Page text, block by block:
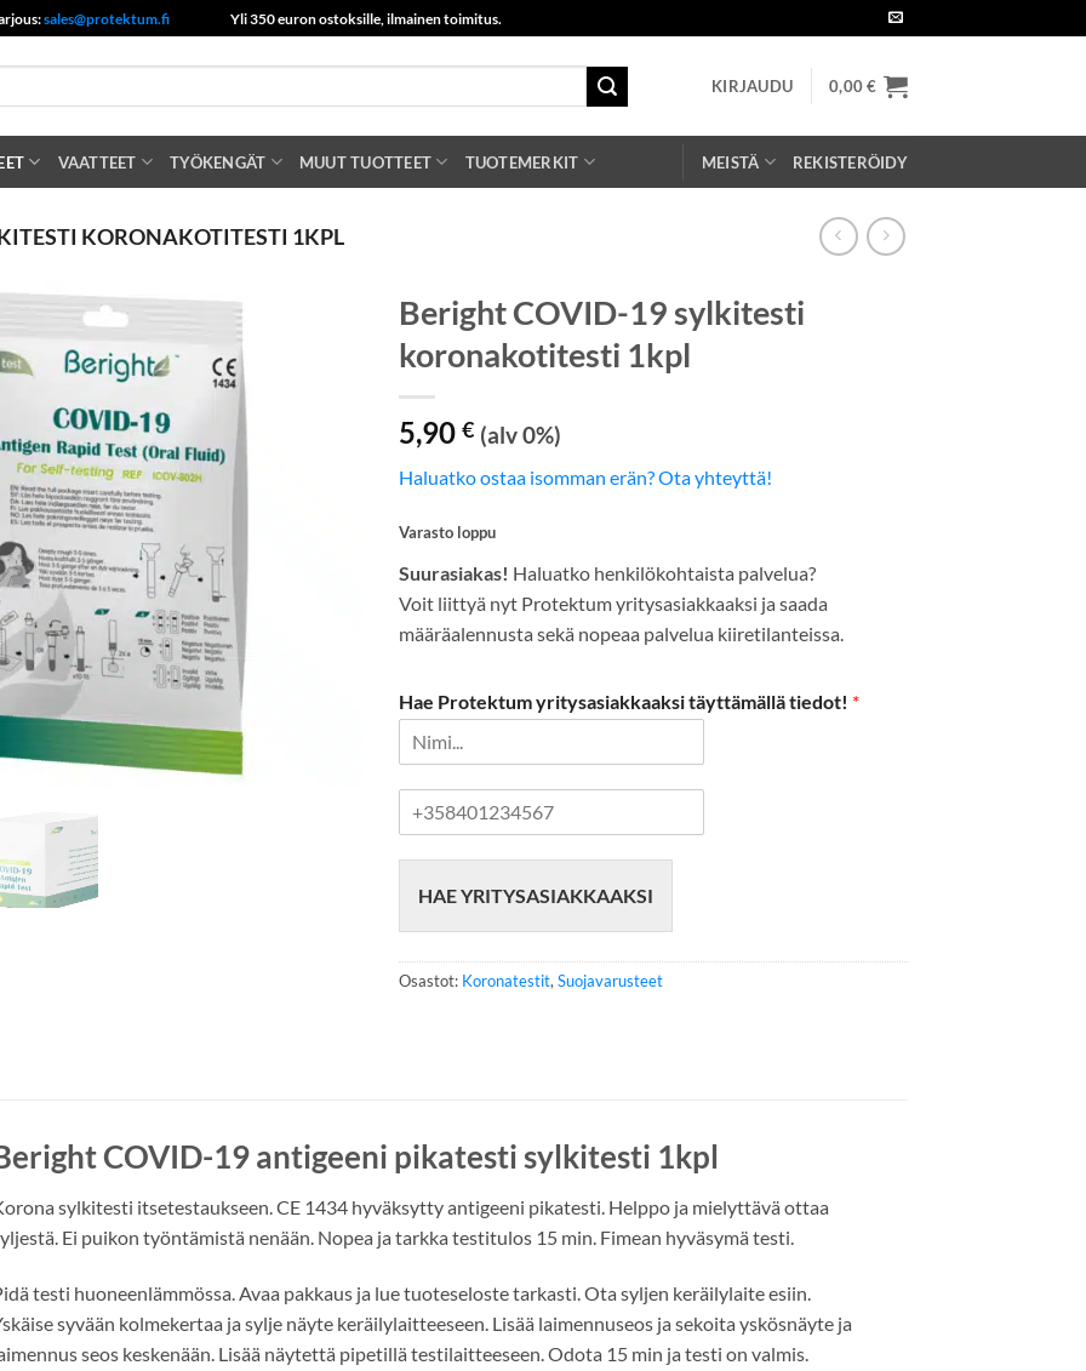
sales@protektum.fiYli 350 euron ostoksille, ilmainen toimitus.
KIRJAUDU 0,00€
VAATTEET TYÖKENGÄT MUUT TUOTTEET TUOTEMERKIT MEISTÄ REKISTERÖIDY
KORONAKOTITESTI 1KPL
Beright COVID-19 sylkitesti
koronakotitesti 1kpl
5,90 € (alv 0%)
Haluatko ostaa isomman erän? Ota yhteyttä!
Varasto loppu
Suurasiakas! Haluatko henkilökohtaista palvelua?
Voit liittyä nyt Protektum yritysasiakkaaksi ja saada
määräalennusta sekä nopeaa palvelua kiiretilanteissa.
Hae Protektum yritysasiakkaaksi täyttämällä tiedot! *
n
u
HAE YRITYSASIAKKAAKSI
Osastot: Koronatestit, Suojavarusteet
COVID-19 antigeeni pikatesti sylkitesti 1kpl
sylkitesti itsetestaukseen. CE 1434 hyväksytty antigeeni pikatesti. Helppo ja mielyttävä ottaa
Ei puikon työntämistä nenään. Nopea ja tarkka testitulos 15 min. Fimean hyväsymä testi.
testi huoneenlämmössa. Avaa pakkaus ja lue tuoteseloste tarkasti. Ota syljen keräilylaite esiin.
syvään kolmekertaa ja sylje näyte keräilylaitteeseen. Lisää laimennuseos ja sekoita yskösnäyte ja
seos keskenään. Lisää näytettä pipetillä testilaitteeseen. Odota 15 min ja testi on valmis.